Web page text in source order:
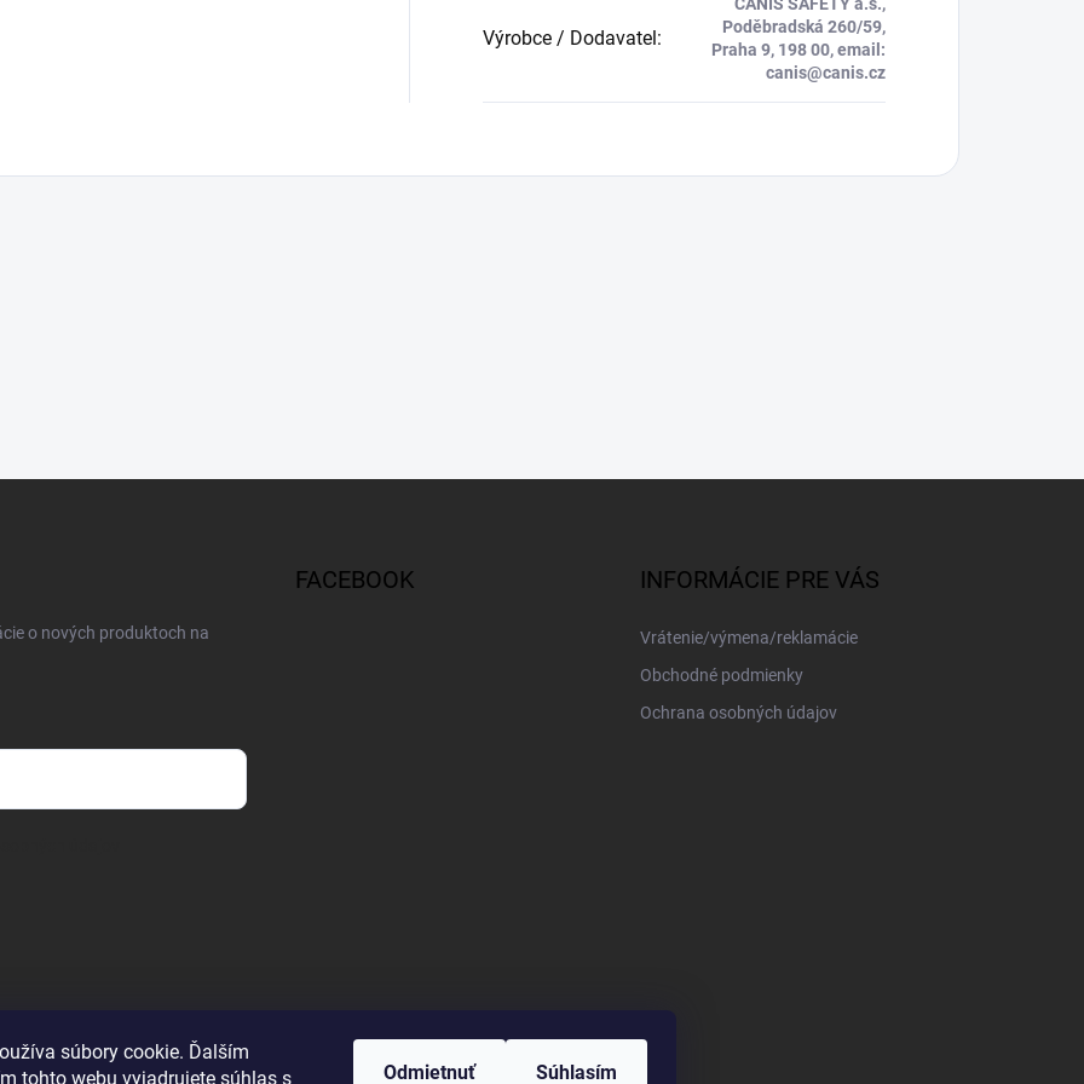
súbory cookie. Ďalším
tohto webu vyjadrujete súhlas s
Odmietnuť Súhlasím
Výrobce / Dodavatel:
Poděbradská 260/59,
Praha 9, 198 00, email:
canis@canis.cz
o nových produktoch na
FACEBOOK INFORMÁCIE PRE VÁS
Vrátenie/výmena/reklamácie
Obchodné podmienky
Ochrana osobných údajov